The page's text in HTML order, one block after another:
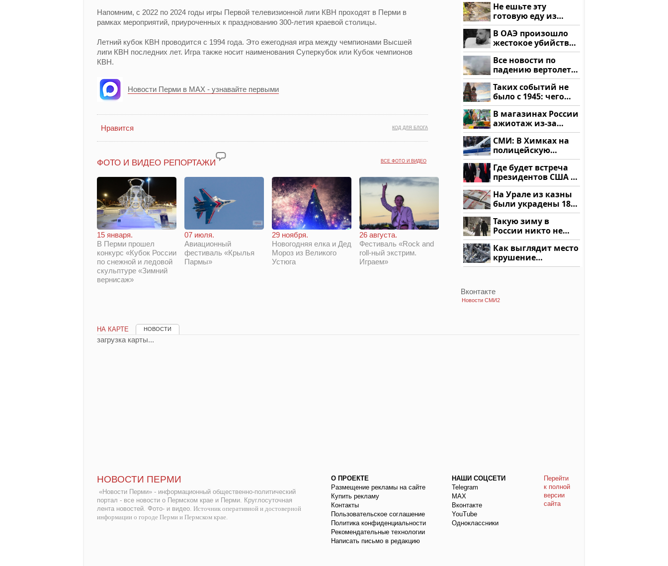
Напомним, с 2022 по 2024 годы игры Первой телевизионной лиги КВН проходят в Перми в
рамках мероприятий, приуроченных к празднованию 300-летия краевой столицы.
Летний кубок КВН проводится с 1994 года. Это ежегодная игра между чемпионами Высшей
лиги КВН последних лет. Игра также носит наименования Суперкубок или Кубок чемпионов
КВН.
Новости Перми в MAX - узнавайте первыми
КОД ДЛЯ БЛОГА
Нравится
ВСЕ ФОТО И ВИДЕО
ФОТО И ВИДЕО РЕПОРТАЖИ
15 января.
В Перми прошел
конкурс «Кубок России
по снежной и ледовой
скульптуре «Зимний
вернисаж»
07 июля.
Авиационный
фестиваль «Крылья
Пармы»
29 ноября.
Новогодняя елка и Дед
Мороз из Великого
Устюга
26 августа.
Фестиваль «Rock and
roll-ный экстрим.
Играем»
Не ешьте эту
готовую еду из
магазина: список
В ОАЭ произошло
жестокое убийство
криптомиллионера
Все новости по
падению вертолета
на Кавказе: читать
здесь
Таких событий не
было с 1945: чего
ждать всем нам?
В магазинах России
ажиотаж из-за
этого продукта: что
купить?
СМИ: В Химках на
полицейскую
машину напали и
подожгли.
Где будет встреча
президентов США и
России: Европа?
На Урале из казны
были украдены 18
миллионов рублей
Такую зиму в
России никто не
ждал: как так?!
Как выглядит место
крушение
вертолета на
Вконтакте
Новости СМИ2
НА КАРТЕ НОВОСТИ
загрузка карты...
НОВОСТИ ПЕРМИ
«Новости Перми» - информационный общественно-политический
портал - все новости о Пермском крае и Перми. Круглосуточная
лента новостей. Фото- и видео. Источник оперативной и достоверной
информации о городе Перми и Пермском крае.
О ПРОЕКТЕ
Размещение рекламы на сайте
Купить рекламу
Контакты
Пользовательское соглашение
Политика конфиденциальности
Рекомендательные технологии
Написать письмо в редакцию
НАШИ СОЦСЕТИ
Telegram
МАХ
Вконтакте
YouTube
Одноклассники
Перейти
к полной
версии
сайта